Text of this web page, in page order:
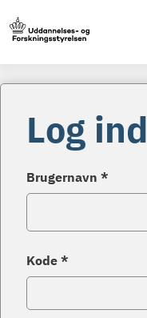
Log ind
Brugernavn *
Kode *